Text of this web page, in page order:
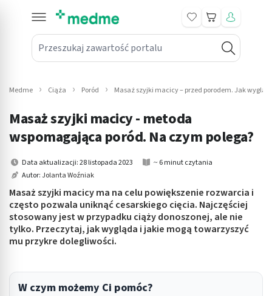
Przeszukaj zawartość portalu
Koszyk
submenu: Leki na receptę
submenu: Mama i dziecko
submenu: Kosmetyki
submenu: Higiena
submenu: Sprzęt medyczny
submenu: Intymne
Medme Ciąża Poród Masaż szyjki macicy – przed porodem. Jak
Masaż szyjki macicy - metoda
wspomagająca poród. Na czym polega?
Data aktualizacji: 28 listopada 2023
~ 6 minut czytania
Autor:Jolanta Woźniak
Masaż szyjki macicy ma na celu powiększenie rozwarcia i
często pozwala uniknąć cesarskiego cięcia. Najczęściej
stosowany jest w przypadku ciąży donoszonej, ale nie
tylko. Przeczytaj, jak wygląda i jakie mogą towarzyszyć
mu przykre dolegliwości.
W czym możemy Ci pomóc?